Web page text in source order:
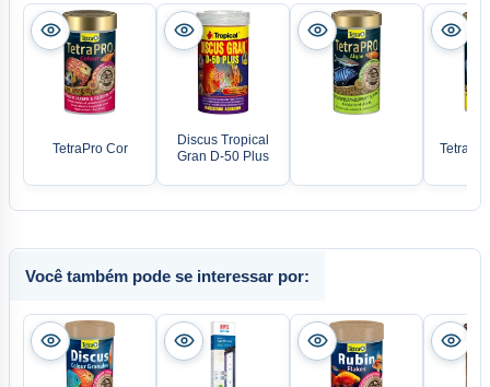
TetraPro Cor
Discus Tropical
Gran D-50 Plus
Você também pode se interessar por: